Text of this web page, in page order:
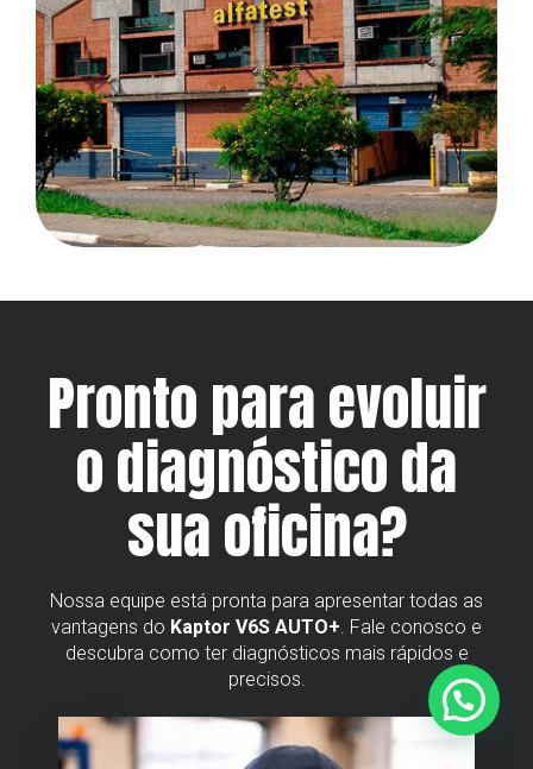
Pronto para evoluir
o diagnóstico da
sua oficina?
Nossa equipe está pronta para apresentar todas as
vantagens do Kaptor V6S AUTO+. Fale conosco e
descubra como ter diagnósticos mais rápidos e
precisos.